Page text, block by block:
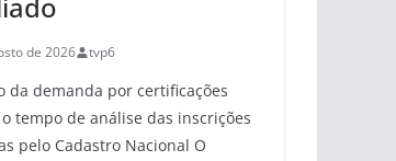
de 2026 tvp6
da demanda por certificações
tempo de análise das inscrições
pelo Cadastro Nacional O